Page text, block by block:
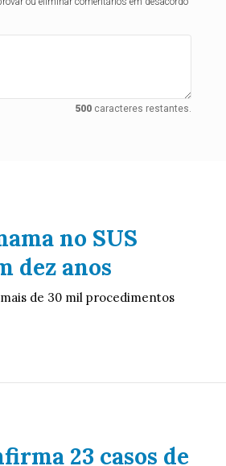
500caracteres restantes.
no SUS
dez anos
de 30 mil procedimentos
23 casos de